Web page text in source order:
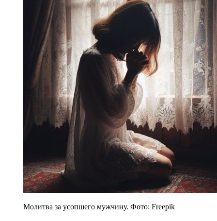
Молитва за усопшего мужчину. Фото: Freepik